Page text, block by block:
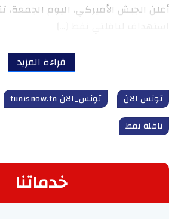
أعلن الجيش الأميركي، اليوم الجمعة،
قراءة المزيد
تونس الآن تونس_الآن tunisnow.tn
ناقلة نفط
خدماتنا